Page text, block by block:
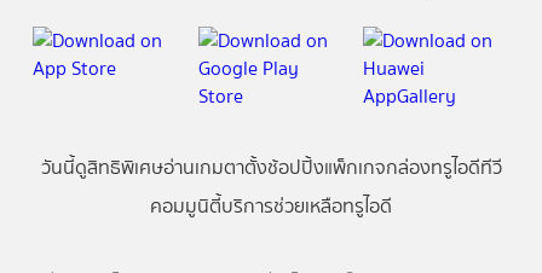
วันนี้ดูสิทธิพิเศษอ่านเกมตาตั้งช้อปปิ้งแพ็กเกจกล่องทรูไอดีทีวี
คอมมูนิตี้บริการช่วยเหลือทรูไอดี